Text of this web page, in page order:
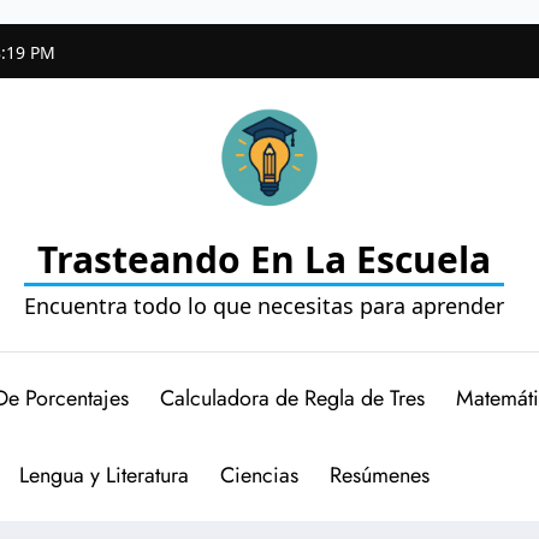
PM
Trasteando En La Escuela
Encuentra todo lo que necesitas para aprender
Porcentajes Calculadora de Regla de Tres
Lengua y Literatura Ciencias Resúmenes